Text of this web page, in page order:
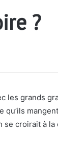
?
les grands
qu’ils
se croirait à